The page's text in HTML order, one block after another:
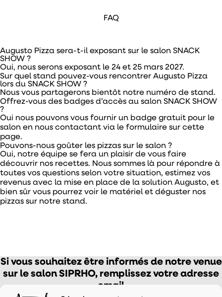
FAQ
Augusto Pizza sera-t-il exposant sur le salon SNACK
SHOW ?
Oui, nous serons exposant le 24 et 25 mars 2027.
Sur quel stand pouvez-vous rencontrer Augusto Pizza
lors du SNACK SHOW ?
Nous vous partagerons bientôt notre numéro de stand.
Offrez-vous des badges d’accès au salon SNACK SHOW
?
Oui nous pouvons vous fournir un badge gratuit pour le
salon en nous contactant via le formulaire sur cette
page.
Pouvons-nous goûter les pizzas sur le salon ?
Oui, notre équipe se fera un plaisir de vous faire
découvrir nos recettes. Nous sommes là pour répondre à
toutes vos questions selon votre situation, estimez vos
revenus avec la mise en place de la solution Augusto, et
bien sûr vous pourrez voir le matériel et déguster nos
pizzas sur notre stand.
Si vous souhaitez être informés de notre venue
sur le salon SIPRHO, remplissez votre adresse
email